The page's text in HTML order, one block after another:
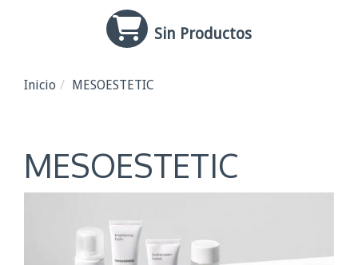
Sin Productos
Inicio MESOESTETIC
MESOESTETIC